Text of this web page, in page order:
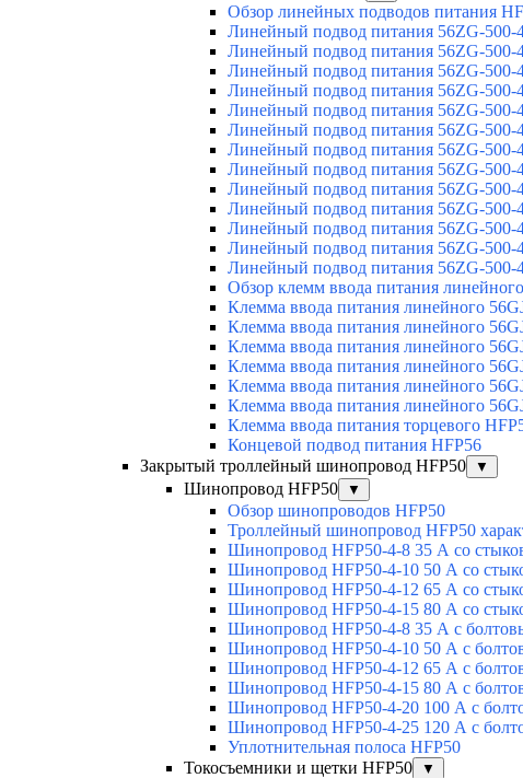
Обзор линейных подводов питания
Линейный подвод питания 56ZG-500-
Линейный подвод питания 56ZG-500-
Линейный подвод питания 56ZG-500-
Линейный подвод питания 56ZG-500-
Линейный подвод питания 56ZG-500-
Линейный подвод питания 56ZG-500-
Линейный подвод питания 56ZG-500-
Линейный подвод питания 56ZG-500-
Линейный подвод питания 56ZG-500-
Линейный подвод питания 56ZG-500-
Линейный подвод питания 56ZG-500-
Линейный подвод питания 56ZG-500-
Линейный подвод питания 56ZG-500-
Обзор клемм ввода питания
Клемма ввода питания линейного
Клемма ввода питания линейного
Клемма ввода питания линейного
Клемма ввода питания линейного
Клемма ввода питания линейного
Клемма ввода питания линейного
Клемма ввода питания торцевого
Концевой подвод питания HFP56
Закрытый троллейный шинопровод HFP50
▼
Шинопровод HFP50 ▼
Обзор шинопроводов HFP50
Троллейный шинопровод HFP50
Шинопровод HFP50-4-8 35 А со
Шинопровод HFP50-4-10 50 А со
Шинопровод HFP50-4-12 65 А со
Шинопровод HFP50-4-15 80 А со
Шинопровод HFP50-4-8 35 А с
Шинопровод HFP50-4-10 50 А с
Шинопровод HFP50-4-12 65 А с
Шинопровод HFP50-4-15 80 А с
Шинопровод HFP50-4-20 100 А с
Шинопровод HFP50-4-25 120 А с
Уплотнительная полоса HFP50
Токосъемники и щетки HFP50
▼